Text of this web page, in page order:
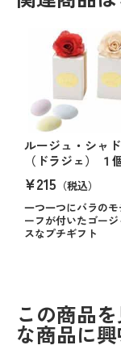
ルージュ・シャ
（ドラジェ） １
¥215 （税込）
一つ一つにバラのモ
ーフが付いたゴージ
スなプチギフト
この商品
な商品に